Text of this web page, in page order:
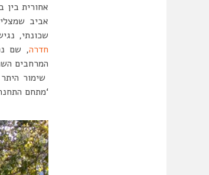
אחורית בין
אביב
שכונתי,
חדרה, שם
המרחבים
שימור
‘מתחם